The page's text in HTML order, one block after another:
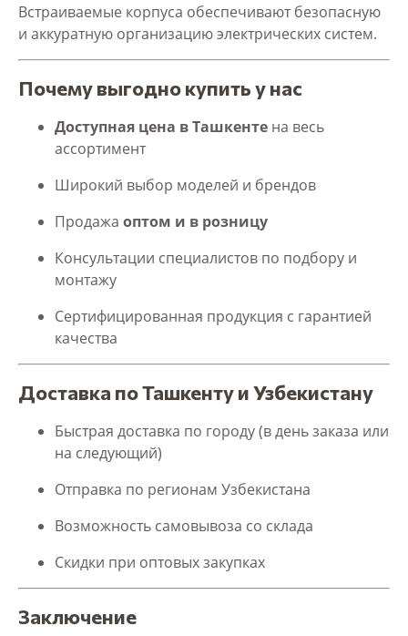
Встраиваемые корпуса обеспечивают безопасную
и аккуратную организацию электрических систем.
Почему выгодно купить у нас
Доступная цена в Ташкенте на весь
ассортимент
Широкий выбор моделей и брендов
Продажа оптом и в розницу
Консультации специалистов по подбору и
монтажу
Сертифицированная продукция с гарантией
качества
Доставка по Ташкенту и Узбекистану
Быстрая доставка по городу (в день заказа или
на следующий)
Отправка по регионам Узбекистана
Возможность самовывоза со склада
Скидки при оптовых закупках
Заключение